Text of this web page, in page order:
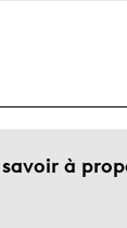
à